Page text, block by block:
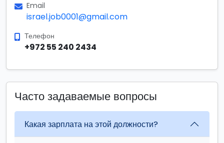
Email
israel.job0001@gmail.com
Телефон
+972 55 240 2434
Часто задаваемые вопросы
Какая зарплата на этой должности?